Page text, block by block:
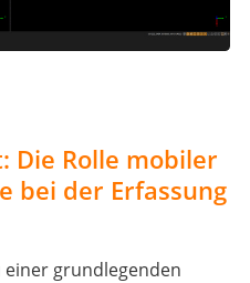
Die Rolle mobiler
bei der Erfassung
einer grundlegenden